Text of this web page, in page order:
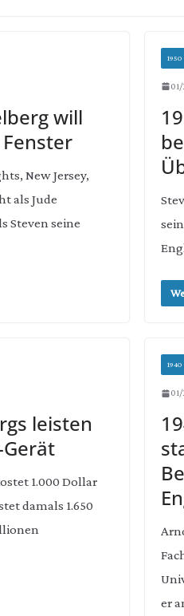
will
New Jersey,
als Jude
Steven seine
1950
leisten
1.000 Dollar
damals 1.650
1940
er